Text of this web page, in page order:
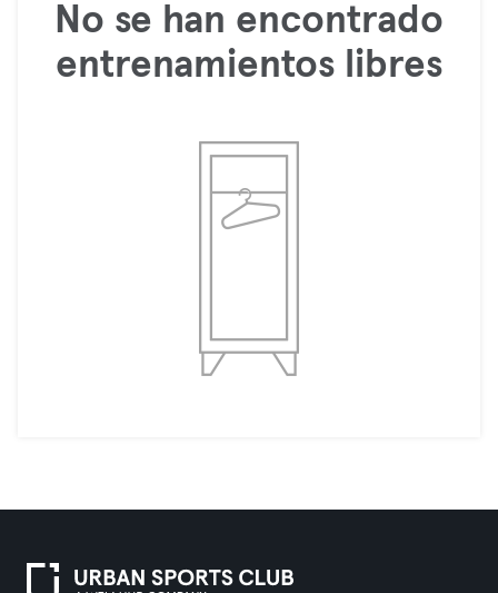
No se han encontrado
entrenamientos libres